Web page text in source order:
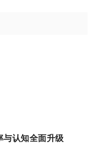
与认知全面升级